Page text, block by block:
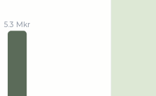
5.3 Mkr